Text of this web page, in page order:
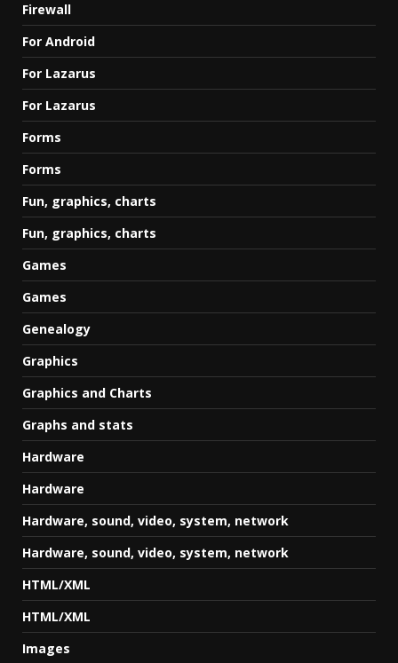
Firewall
For Android
For Lazarus
For Lazarus
Forms
Forms
Fun, graphics, charts
Fun, graphics, charts
Games
Games
Genealogy
Graphics
Graphics and Charts
Graphs and stats
Hardware
Hardware
Hardware, sound, video, system, network
Hardware, sound, video, system, network
HTML/XML
HTML/XML
Images